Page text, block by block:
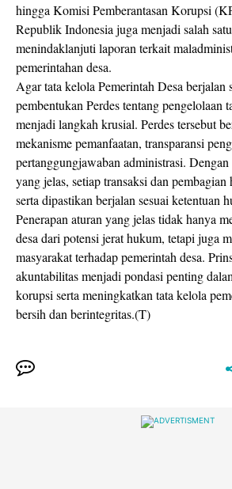
hingga Komisi Pemberantasan Korupsi
Republik Indonesia juga menjadi salah
menindaklanjuti laporan terkait
pemerintahan desa.
Agar tata kelola Pemerintah Desa berjalan
pembentukan Perdes tentang pengelolaan
menjadi langkah krusial. Perdes tersebut
mekanisme pemanfaatan, transparansi
pertanggungjawaban administrasi. Dengan
yang jelas, setiap transaksi dan
serta dipastikan berjalan sesuai ketentuan
Penerapan aturan yang jelas tidak hanya
desa dari potensi jerat hukum, tetapi juga
masyarakat terhadap pemerintah desa.
akuntabilitas menjadi pondasi penting
korupsi serta meningkatkan tata kelola
bersih dan berintegritas.(T)